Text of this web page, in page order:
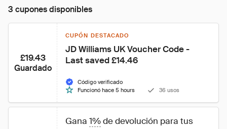
3 cupones disponibles
£19.43
Guardado
CUPÓN DESTACADO
JD Williams UK Voucher Code -
Last saved £14.46
Código verificado
Funcionó hace 5 hours
36 usos
Gana 1% de devolución para tus